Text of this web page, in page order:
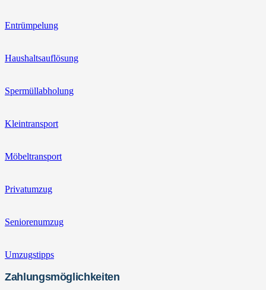
Entrümpelung
Haushaltsauflösung
Spermüllabholung
Kleintransport
Möbeltransport
Privatumzug
Seniorenumzug
Umzugstipps
Zahlungsmöglichkeiten